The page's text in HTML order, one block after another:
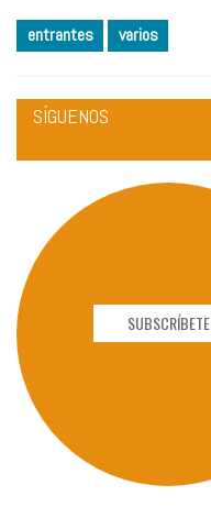
entrantes varios
SÍGUENOS
SUBSCRÍBETE